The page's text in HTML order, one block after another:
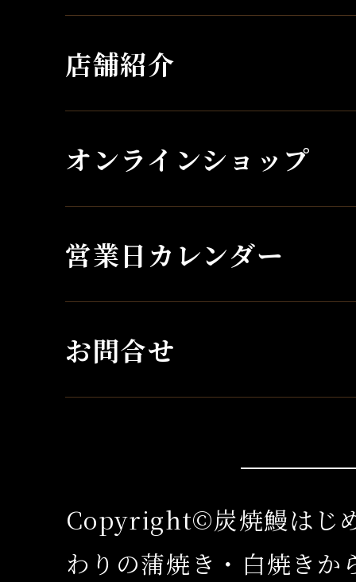
店舗紹介
オンラインショップ
営業日カレンダー
お問合せ
Copyright©炭焼鰻はじ
わりの蒲焼き・白焼きか